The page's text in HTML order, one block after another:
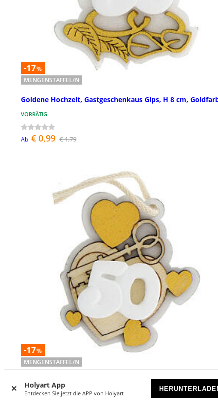
Holyart App
Entdecken Sie jetzt die APP von Holyart
-17%
MENGENSTAFFEL/N
Goldene Hochzeit, Gastgeschenkaus Gips, H 8 cm,
VORRÄTIG
Ab € 0,99 € 1,79
-17%
MENGENSTAFFEL/N
Goldene Hochzeit, Gastgeschenkaus Gips, H 8 cm,
Herz